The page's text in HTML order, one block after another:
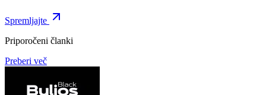
Spremljajte
Priporočeni članki
Preberi več